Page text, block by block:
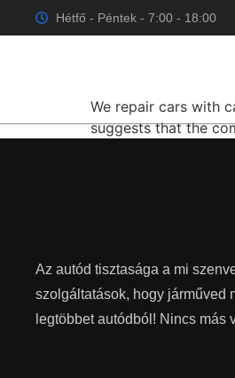
Hétfő - Péntek - 7:00 - 18:00
We repair cars with
suggests that the
Az autód tisztasága a mi
szolgáltatások, hogy járműved
legtöbbet autódból! Nincs más